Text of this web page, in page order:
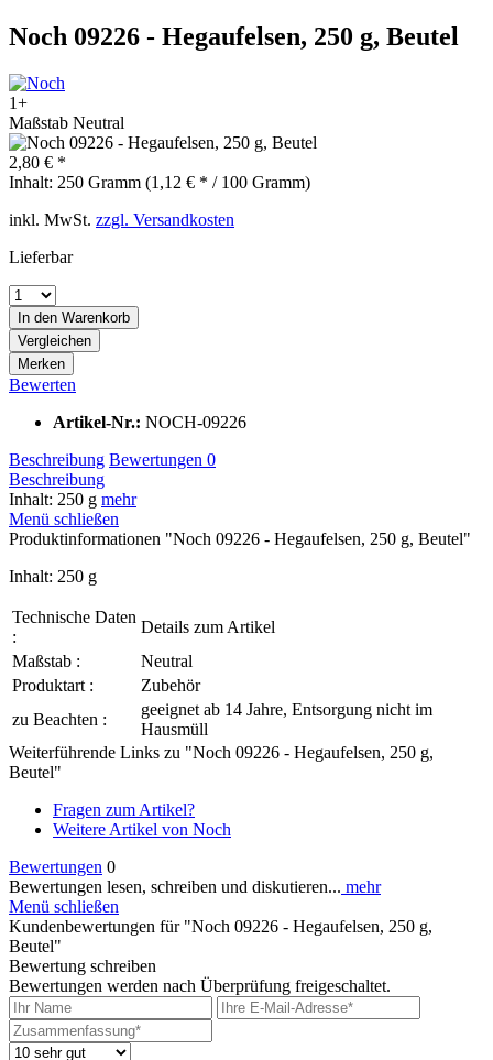
Noch 09226 - Hegaufelsen, 250 g, Beutel
1+
Maßstab Neutral
2,80 € *
Inhalt: 250 Gramm (1,12 € * / 100 Gramm)
inkl. MwSt. zzgl. Versandkosten
Lieferbar
In den Warenkorb
Vergleichen
Merken
Bewerten
Artikel-Nr.: NOCH-09226
Beschreibung Bewertungen 0
Beschreibung
Inhalt: 250 g mehr
Menü schließen
Produktinformationen "Noch 09226 - Hegaufelsen, 250 g, Beutel"
Inhalt: 250 g
Technische Daten
:
Details zum Artikel
Maßstab :
Neutral
Produktart :
Zubehör
zu Beachten :
geeignet ab 14 Jahre, Entsorgung nicht im
Hausmüll
Weiterführende Links zu "Noch 09226 - Hegaufelsen, 250 g,
Beutel"
Fragen zum Artikel?
Weitere Artikel von Noch
Bewertungen 0
Bewertungen lesen, schreiben und diskutieren... mehr
Menü schließen
Kundenbewertungen für "Noch 09226 - Hegaufelsen, 250 g,
Beutel"
Bewertung schreiben
Bewertungen werden nach Überprüfung freigeschaltet.